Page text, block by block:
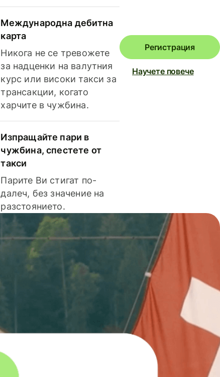
Международна дебитна
карта
Никога не се тревожете
за надценки на валутния
курс или високи такси за
трансакции, когато
харчите в чужбина.
Изпращайте пари в
чужбина, спестете от
такси
Парите Ви стигат по-
далеч, без значение на
разстоянието.
Регистрация
Научете повече